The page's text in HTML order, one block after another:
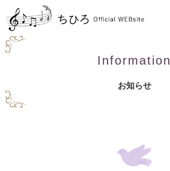
Information
お知らせ